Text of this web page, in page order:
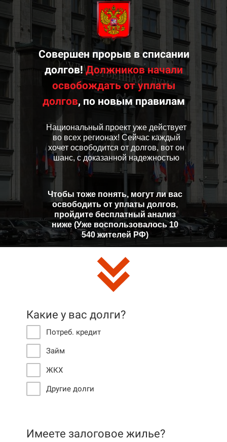
Совершен прорыв в списании
долгов!Должников начали
освобождать от уплаты
долгов, по новым правилам
Национальный проект уже действует
во всех регионах! Сейчас каждый
хочет освободится от долгов, вот он
шанс, с доказанной надежностью
Чтобы тоже понять, могут ли вас
освободить от уплаты долгов,
пройдите бесплатный анализ
ниже (Уже воспользовалось 10
540 жителей РФ)
Какие у вас долги?
Потреб. кредит
Займ
ЖКХ
Другие долги
Имеете залоговое жилье?